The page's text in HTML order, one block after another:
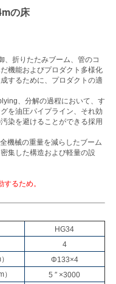
の床
、折りたたみブーム、管のコ
機能およびプロダクト多様化
するために、プロダクトの適
、分解の過程において、す
を油圧パイプライン、それ効
染を避けることができる採用
機械の重量を減らしたブーム
集した構造および軽量の設
るため。
HG34
4
Φ133×4
5 ″ ×3000